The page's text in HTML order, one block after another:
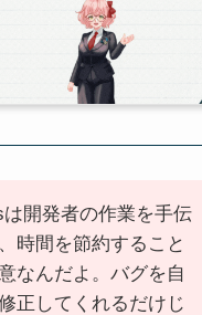
開発者の作業を手伝
時間を節約すること
なんだよ。バグを自
正してくれるだけじ